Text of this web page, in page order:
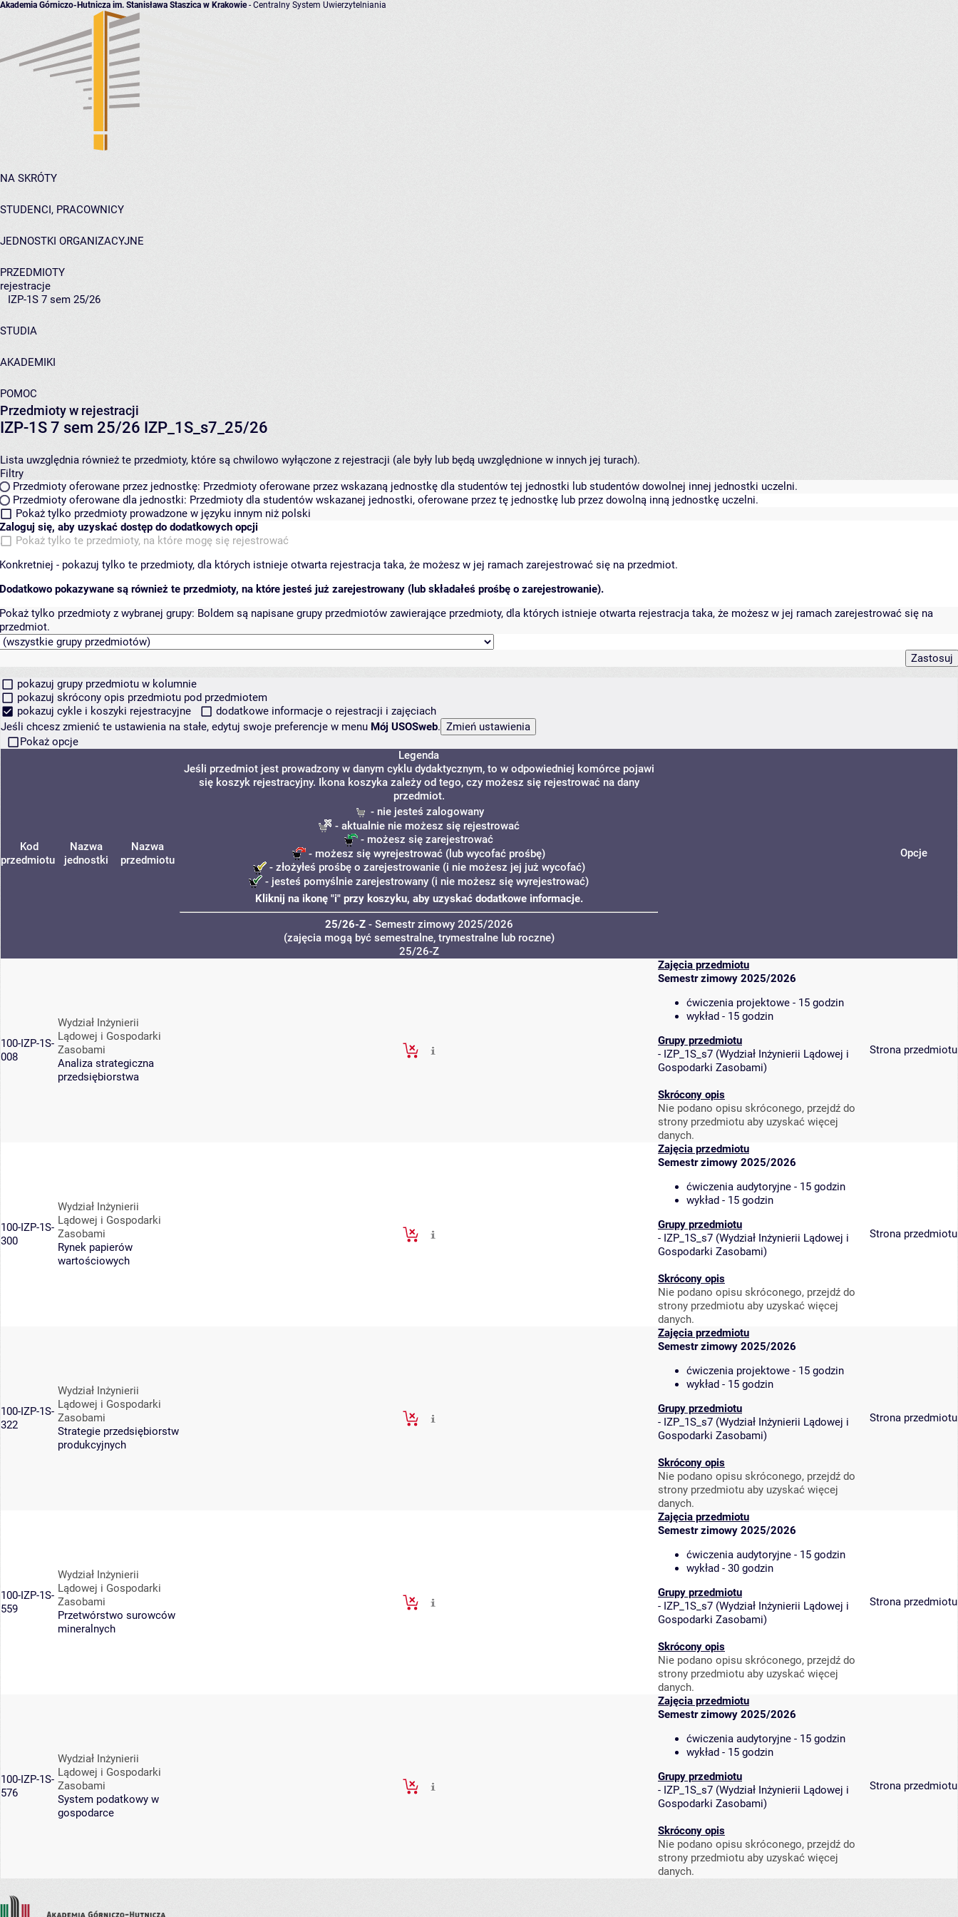
Akademia Górniczo-Hutnicza im. Stanisława Staszica w Krakowie- Centralny System Uwierzytelniania
NA SKRÓTY
STUDENCI, PRACOWNICY
JEDNOSTKI ORGANIZACYJNE
PRZEDMIOTY
rejestracje
IZP-1S 7 sem 25/26
STUDIA
AKADEMIKI
POMOC
Przedmioty w rejestracji
IZP-1S 7 sem 25/26 IZP_1S_s7_25/26
Lista uwzględnia również te przedmioty, które są chwilowo wyłączone z rejestracji (ale były lub będą uwzględnione w innych jej turach).
Filtry
Przedmioty oferowane przez jednostkę: Przedmioty oferowane przez wskazaną jednostkę dla studentów tej jednostki lub studentów dowolnej innej jednostki uczelni.
Przedmioty oferowane dla jednostki: Przedmioty dla studentów wskazanej jednostki, oferowane przez tę jednostkę lub przez dowolną inną jednostkę uczelni.
Pokaż tylko przedmioty prowadzone w języku innym niż polski
Zaloguj się, aby uzyskać dostęp do dodatkowych opcji
Pokaż tylko te przedmioty, na które mogę się rejestrować
Konkretniej - pokazuj tylko te przedmioty, dla których istnieje otwarta rejestracja taka, że możesz w jej ramach zarejestrować się na przedmiot.
Dodatkowo pokazywane są również te przedmioty, na które jesteś już zarejestrowany (lub składałeś prośbę o zarejestrowanie).
Pokaż tylko przedmioty z wybranej grupy: Boldem są napisane grupy przedmiotów zawierające przedmioty, dla których istnieje otwarta rejestracja taka, że możesz w jej ramach zarejestrować się na
przedmiot.
pokazuj grupy przedmiotu w kolumnie
pokazuj skrócony opis przedmiotu pod przedmiotem
pokazuj cykle i koszyki rejestracyjne
dodatkowe informacje o rejestracji i zajęciach
Jeśli chcesz zmienić te ustawienia na stałe, edytuj swoje preferencje w menu Mój USOSweb.
Pokaż opcje
Kod
przedmiotu
Nazwa
jednostki
Nazwa
przedmiotu
Legenda
Jeśli przedmiot jest prowadzony w danym cyklu dydaktycznym, to w odpowiedniej komórce pojawi
się koszyk rejestracyjny. Ikona koszyka zależy od tego, czy możesz się rejestrować na dany
przedmiot.
- nie jesteś zalogowany
- aktualnie nie możesz się rejestrować
- możesz się zarejestrować
- możesz się wyrejestrować (lub wycofać prośbę)
- złożyłeś prośbę o zarejestrowanie (i nie możesz jej już wycofać)
- jesteś pomyślnie zarejestrowany (i nie możesz się wyrejestrować)
Kliknij na ikonę "i" przy koszyku, aby uzyskać dodatkowe informacje.
25/26-Z- Semestr zimowy 2025/2026
(zajęcia mogą być semestralne, trymestralne lub roczne)
Opcje
25/26-Z
100-IZP-1S-
008
Wydział Inżynierii
Lądowej i Gospodarki
Zasobami
Analiza strategiczna
przedsiębiorstwa
Zajęcia przedmiotu
Semestr zimowy 2025/2026
ćwiczenia projektowe - 15 godzin
wykład - 15 godzin
Grupy przedmiotu
- IZP_1S_s7 (Wydział Inżynierii Lądowej i
Gospodarki Zasobami)
Skrócony opis
Nie podano opisu skróconego, przejdź do
strony przedmiotu aby uzyskać więcej
danych.
Strona przedmiotu
100-IZP-1S-
300
Wydział Inżynierii
Lądowej i Gospodarki
Zasobami
Rynek papierów
wartościowych
Zajęcia przedmiotu
Semestr zimowy 2025/2026
ćwiczenia audytoryjne - 15 godzin
wykład - 15 godzin
Grupy przedmiotu
- IZP_1S_s7 (Wydział Inżynierii Lądowej i
Gospodarki Zasobami)
Skrócony opis
Nie podano opisu skróconego, przejdź do
strony przedmiotu aby uzyskać więcej
danych.
Strona przedmiotu
100-IZP-1S-
322
Wydział Inżynierii
Lądowej i Gospodarki
Zasobami
Strategie przedsiębiorstw
produkcyjnych
Zajęcia przedmiotu
Semestr zimowy 2025/2026
ćwiczenia projektowe - 15 godzin
wykład - 15 godzin
Grupy przedmiotu
- IZP_1S_s7 (Wydział Inżynierii Lądowej i
Gospodarki Zasobami)
Skrócony opis
Nie podano opisu skróconego, przejdź do
strony przedmiotu aby uzyskać więcej
danych.
Strona przedmiotu
100-IZP-1S-
559
Wydział Inżynierii
Lądowej i Gospodarki
Zasobami
Przetwórstwo surowców
mineralnych
Zajęcia przedmiotu
Semestr zimowy 2025/2026
ćwiczenia audytoryjne - 15 godzin
wykład - 30 godzin
Grupy przedmiotu
- IZP_1S_s7 (Wydział Inżynierii Lądowej i
Gospodarki Zasobami)
Skrócony opis
Nie podano opisu skróconego, przejdź do
strony przedmiotu aby uzyskać więcej
danych.
Strona przedmiotu
100-IZP-1S-
576
Wydział Inżynierii
Lądowej i Gospodarki
Zasobami
System podatkowy w
gospodarce
Zajęcia przedmiotu
Semestr zimowy 2025/2026
ćwiczenia audytoryjne - 15 godzin
wykład - 15 godzin
Grupy przedmiotu
- IZP_1S_s7 (Wydział Inżynierii Lądowej i
Gospodarki Zasobami)
Skrócony opis
Nie podano opisu skróconego, przejdź do
strony przedmiotu aby uzyskać więcej
danych.
Strona przedmiotu